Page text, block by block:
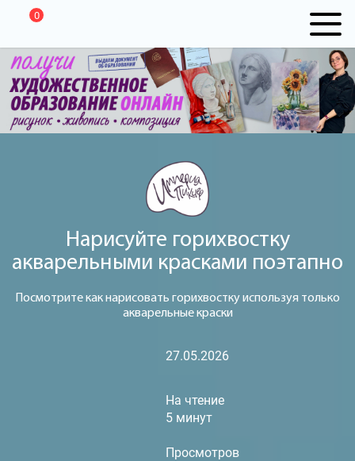
0
Нарисуйте горихвостку
акварельными красками поэтапно
Посмотрите как нарисовать горихвостку используя только
акварельные краски
27.05.2026
На чтение
5 минут
Просмотров